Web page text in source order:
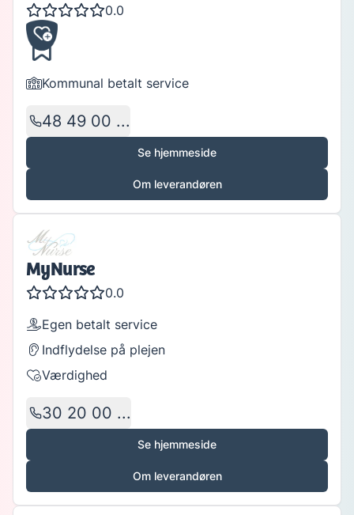
0.0
48 49 00 ...
Se hjemmeside
Om leverandøren
Kommunal betalt service
MyNurse
0.0
30 20 00 ...
Se hjemmeside
Om leverandøren
Egen betalt service
Indflydelse på plejen
Værdighed